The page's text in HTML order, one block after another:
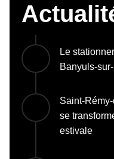
Le
Banyuls-
Saint-
se
estivale